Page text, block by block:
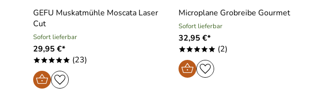
GEFU Muskatmühle Moscata Laser
Cut
Sofort lieferbar
29,95 €*
***** (23)
Microplane Grobreibe Gourmet
Sofort lieferbar
32,95 €*
***** (2)